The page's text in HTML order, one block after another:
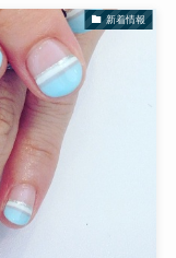
新着情報